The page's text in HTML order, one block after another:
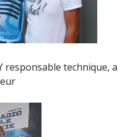
responsable technique,